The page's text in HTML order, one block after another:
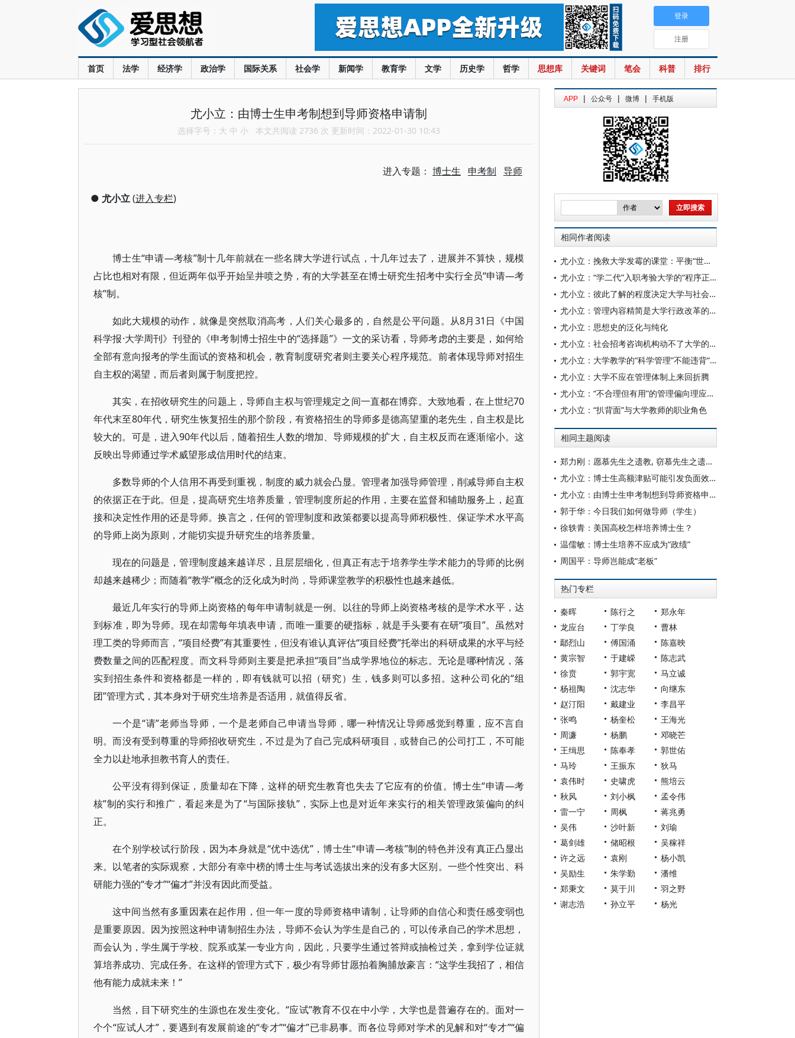
首页 法学 经济学 政治学 国际关系 社会学 新闻学 教育学 文学 历史学 哲学 思想库 关键词 笔会 科普 排行
登录
注册
尤小立：由博士生申考制想到导师资格申请制
选择字号： 大 中 小 本文共阅读 2736 次 更新时间：2022-01-30 10:43
进入专题： 博士生 申考制 导师
● 尤小立(进入专栏)
博士生“申请—考核”制十几年前就在一些名牌大学进行试点，十几年过去了，进展并不算快，规模
占比也相对有限，但近两年似乎开始呈井喷之势，有的大学甚至在博士研究生招考中实行全员“申请—考
核”制。
如此大规模的动作，就像是突然取消高考，人们关心最多的，自然是公平问题。从8月31日《中国
科学报·大学周刊》刊登的《申考制博士招生中的“选择题”》一文的采访看，导师考虑的主要是，如何给
全部有意向报考的学生面试的资格和机会，教育制度研究者则主要关心程序规范。前者体现导师对招生
自主权的渴望，而后者则属于制度把控。
其实，在招收研究生的问题上，导师自主权与管理规定之间一直都在博弈。大致地看，在上世纪70
年代末至80年代，研究生恢复招生的那个阶段，有资格招生的导师多是德高望重的老先生，自主权是比
较大的。可是，进入90年代以后，随着招生人数的增加、导师规模的扩大，自主权反而在逐渐缩小。这
反映出导师通过学术威望形成信用时代的结束。
多数导师的个人信用不再受到重视，制度的威力就会凸显。管理者加强导师管理，削减导师自主权
的依据正在于此。但是，提高研究生培养质量，管理制度所起的作用，主要在监督和辅助服务上，起直
接和决定性作用的还是导师。换言之，任何的管理制度和政策都要以提高导师积极性、保证学术水平高
的导师上岗为原则，才能切实提升研究生的培养质量。
现在的问题是，管理制度越来越详尽，且层层细化，但真正有志于培养学生学术能力的导师的比例
却越来越稀少；而随着“教学”概念的泛化成为时尚，导师课堂教学的积极性也越来越低。
最近几年实行的导师上岗资格的每年申请制就是一例。以往的导师上岗资格考核的是学术水平，达
到标准，即为导师。现在却需每年填表申请，而唯一重要的硬指标，就是手头要有在研“项目”。虽然对
理工类的导师而言，“项目经费”有其重要性，但没有谁认真评估“项目经费”托举出的科研成果的水平与经
费数量之间的匹配程度。而文科导师则主要是把承担“项目”当成学界地位的标志。无论是哪种情况，落
实到招生条件和资格都是一样的，即有钱就可以招（研究）生，钱多则可以多招。这种公司化的“组
团”管理方式，其本身对于研究生培养是否适用，就值得反省。
一个是“请”老师当导师，一个是老师自己申请当导师，哪一种情况让导师感觉到尊重，应不言自
明。而没有受到尊重的导师招收研究生，不过是为了自己完成科研项目，或替自己的公司打工，不可能
全力以赴地承担教书育人的责任。
公平没有得到保证，质量却在下降，这样的研究生教育也失去了它应有的价值。博士生“申请—考
核”制的实行和推广，看起来是为了“与国际接轨”，实际上也是对近年来实行的相关管理政策偏向的纠
正。
在个别学校试行阶段，因为本身就是“优中选优”，博士生“申请—考核”制的特色并没有真正凸显出
来。以笔者的实际观察，大部分有幸中榜的博士生与考试选拔出来的没有多大区别。一些个性突出、科
研能力强的“专才”“偏才”并没有因此而受益。
这中间当然有多重因素在起作用，但一年一度的导师资格申请制，让导师的自信心和责任感变弱也
是重要原因。因为按照这种申请制招生办法，导师不会认为学生是自己的，可以传承自己的学术思想，
而会认为，学生属于学校、院系或某一专业方向，因此，只要学生通过答辩或抽检过关，拿到学位证就
算培养成功、完成任务。在这样的管理方式下，极少有导师甘愿拍着胸脯放豪言：“这学生我招了，相信
他有能力成就未来！”
当然，目下研究生的生源也在发生变化。“应试”教育不仅在中小学，大学也是普遍存在的。面对一
个个“应试人才”，要遇到有发展前途的“专才”“偏才”已非易事。而各位导师对学术的见解和对“专才”“偏
APP | 公众号 | 微博 | 手机版
相同作者阅读
尤小立：挽救大学发霉的课堂：平衡“世代差”方能重塑吸引力
尤小立：“学二代”入职考验大学的“程序正义”
尤小立：彼此了解的程度决定大学与社会的未来
尤小立：管理内容精简是大学行政改革的核心
尤小立：思想史的泛化与纯化
尤小立：社会招考咨询机构动不了大学的奶酪
尤小立：大学教学的“科学管理”不能违背“人的教育”规律
尤小立：大学不应在管理体制上来回折腾
尤小立：“不合理但有用”的管理偏向理应改变
尤小立：“扒背面”与大学教师的职业角色
相同主题阅读
郑力刚：愿慕先生之遗教, 窃慕先生之遗风[1]——纪念我精神上的导师János Miklós Beér教授
尤小立：博士生高额津贴可能引发负面效应
尤小立：由博士生申考制想到导师资格申请制
郭于华：今日我们如何做导师（学生）
徐轶青：美国高校怎样培养博士生？
温儒敏：博士生培养不应成为“政绩”
周国平：导师岂能成“老板”
热门专栏
秦晖 陈行之
郑永年
龙应台
丁学良
曹林
鄢烈山
傅国涌
陈嘉映
黄宗智
于建嵘
陈志武
徐贲
郭宇宽
马立诚
杨祖陶
沈志华
向继东
赵汀阳
戴建业
李昌平
张鸣
杨奎松
王海光
周濂
杨鹏
邓晓芒
王缉思
陈奉孝
郭世佑
马玲
王振东
狄马
袁伟时
史啸虎
熊培云
秋风
刘小枫
孟令伟
雷一宁
周枫
蒋兆勇
吴伟
沙叶新
刘瑜
葛剑雄
储昭根
吴稼祥
许之远
袁刚
杨小凯
吴励生
朱学勤
潘维
郑秉文
莫于川
羽之野
谢志浩
孙立平 杨光